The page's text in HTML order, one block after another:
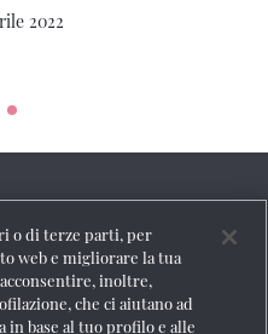
2022
Italiane
o di terze parti, per
web e migliorare la tua
inoltre,
che ci aiutano ad
base al tuo profilo e alle